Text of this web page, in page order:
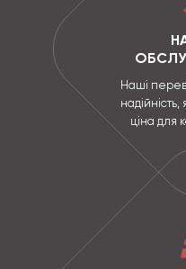
Наші
надійність,
ціна для